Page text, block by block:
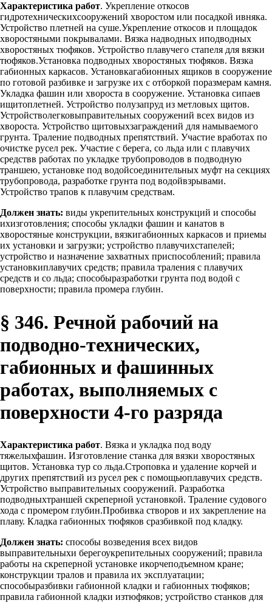
Характеристика работ. Укрепление откосов
гидротехническихсооружений хворостом или посадкой ивняка.
Устройство плетней на суше.Укрепление откосов и площадок
хворостяными покрывалами. Вязка надводных иподводных
хворостяных тюфяков. Устройство плавучего стапеля для вязки
тюфяков.Установка подводных хворостяных тюфяков. Вязка
габионных каркасов. Установкагабионных ящиков в сооружение
по готовой разбивке и загрузке их с отборкой поразмерам камня.
Укладка фашин или хвороста в сооружение. Установка сипаев
ищитоплетней. Устройство полузапруд из метловых щитов.
Устройстволегковыправительных сооружений всех видов из
хвороста. Устройство щитовыхзаграждений для намываемого
грунта. Траление подводных препятствий. Участие вработах по
очистке русел рек. Участие с берега, со льда или с плавучих
средствв работах по укладке трубопроводов в подводную
траншею, установке под водойсоединительных муфт на секциях
трубопровода, разработке грунта под водойвзрывами.
Устройство трапов к плавучим средствам.
Должен знать: виды укрепительных конструкций и способы
ихизготовления; способы укладки фашин и канатов в
хворостяные конструкции, вязкигабионных каркасов и приемы
их установки и загрузки; устройство плавучихстапелей;
устройство и назначение захватных приспособлений; правила
установкиплавучих средств; правила траления с плавучих
средств и со льда; способыразработки грунта под водой с
поверхности; правила промера глубин.
§ 346. Речной рабочий на
подводно-технических,
габионных и фашинных
работах, выполняемых с
поверхности 4-го разряда
Характеристика работ. Вязка и укладка под воду
тяжелыхфашин. Изготовление станка для вязки хворостяных
щитов. Установка тур со льда.Строповка и удаление корчей и
других препятствий из русел рек с помощьюплавучих средств.
Устройство выправительных сооружений. Разработка
подводныхтраншей скреперной установкой. Траление судового
хода с промером глубин.Пробивка створов и их закрепление на
плаву. Кладка габионных тюфяков сразбивкой под кладку.
Должен знать: способы возведения всех видов
выправительныхи берегоукрепительных сооружений; правила
работы на скреперной установке икорчеподъемном кране;
конструкции тралов и правила их эксплуатации;
способыразбивки габионной кладки и габионных тюфяков;
правила габионной кладки изтюфяков; устройство станков для